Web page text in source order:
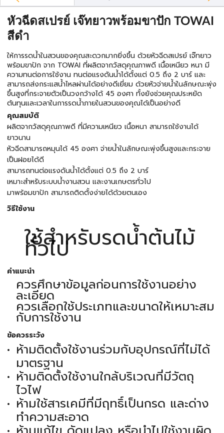
หัวฉีดสเปรย์ เจ๊ทยาวพร้อมขาปัก TOWAI
สีดำ
ให้การรดน้ำในสวนของคุณสะดวกมากยิ่งขึ้น ด้วยหัวฉีดสเปรย์ เจ๊ทยาว
พร้อมขาปัก จาก TOWAI ที่ผลิตจากวัสดุคุณภาพดี เนื้อเหนียว หนา มี
ความทนต่อการใช้งาน ทนต่อแรงดันน้ำได้ตั้งแต่ 0.5 ถึง 2 บาร์ และ
สามารถส่งกระแสน้ำไหลผ่านได้อย่างดีเยี่ยม ด้วยหัวจ่ายน้ำในลักษณะพุ่ง
ขึ้นสูงที่กระจายตัวเป็นวงกว้างได้ 45 องศา ทั้งยังช่วยคุณประหยัด
ต้นทุนและเวลาในการรดน้ำภายในสวนของคุณได้เป็นอย่างดี
คุณสมบัติ
ผลิตจากวัสดุคุณภาพดี ที่มีความเหนียว เนื้อหนา สามารถใช้งานได้
ยาวนาน
หัวฉีดสามารถหมุนได้ 45 องศา จ่ายน้ำในลักษณะพุ่งขึ้นสูงและกระจาย
เป็นฝอยได้ดี
สามารถทนต่อแรงดันน้ำได้ตั้งแต่ 0.5 ถึง 2 บาร์
เหมาะสำหรับระบบน้ำงานสวน และงานเกษตรทั่วไป
มาพร้อมขาปัก สามารถติดตั้งง่ายได้ด้วยตนเอง
วิธีใช้งาน
ใช้สำหรับรดน้ำต้นไม้
ทั่วไป
คำแนะนำ
ควรศึกษาข้อมูลก่อนการใช้งานอย่าง
ละเอียด
ควรเลือกใช้ประเภทและขนาดให้เหมาะสม
กับการใช้งาน
ข้อควรระวัง
ห้ามติดตั้งใช้งานร่วมกับอุปกรณ์ที่ไม่ได้
มาตรฐาน
ห้ามติดตั้งใช้งานใกล้บริเวณที่มีวัตถุ
ไวไฟ
ห้ามใช้สารเคมีที่มีฤทธิ์เป็นกรด และด่าง
ทำความสะอาด